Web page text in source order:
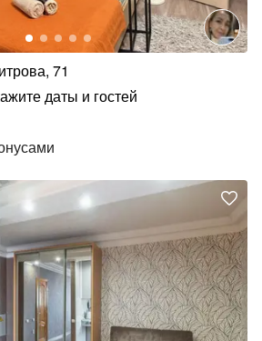
71
даты и гостей